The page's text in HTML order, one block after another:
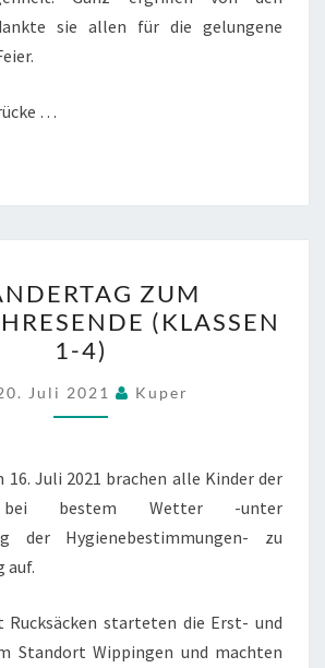
sie allen für die gelungene
…
ZUM
SCHULJAHRESENDE
(KLASSEN
1-
4)
ZUM
(KLASSEN
1-4)
Juli 2021 Kuper
16. Juli 2021 brachen alle Kinder der
bei bestem Wetter -unter
der Hygienebestimmungen- zu
auf.
Rucksäcken starteten die Erst- und
Standort Wippingen und machten